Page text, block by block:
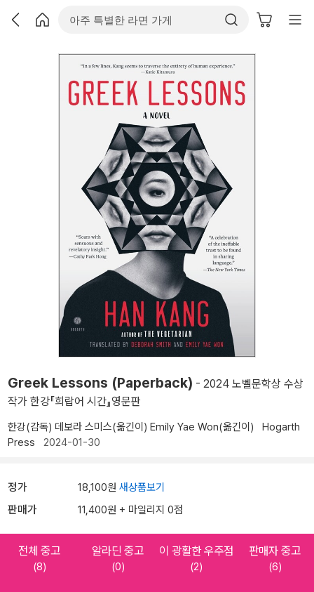
Greek Lessons (Paperback) - 2024 노벨문학상 수상
작가 한강『희랍어 시간』영문판
한강(감독) 데보라 스미스(옮긴이) Emily Yae Won(옮긴이)
Hogarth
Press 2024-01-30
정가 18,100원 새상품보기
판매가 11,400원 + 마일리지 0점
전체 중고
(8)
알라딘 중고
(0)
이 광활한 우주점
(2)
판매자 중고
(6)